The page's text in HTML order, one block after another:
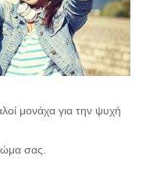
μονάχα για την ψυχή
σας.